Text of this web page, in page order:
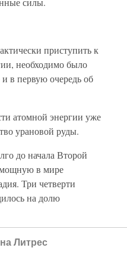
приступить к
необходимо было
в первую очередь об
атомной энергии уже
урановой руды.
до начала Второй
в мире
Три четверти
на долю
по атомной
урановой
Литрес